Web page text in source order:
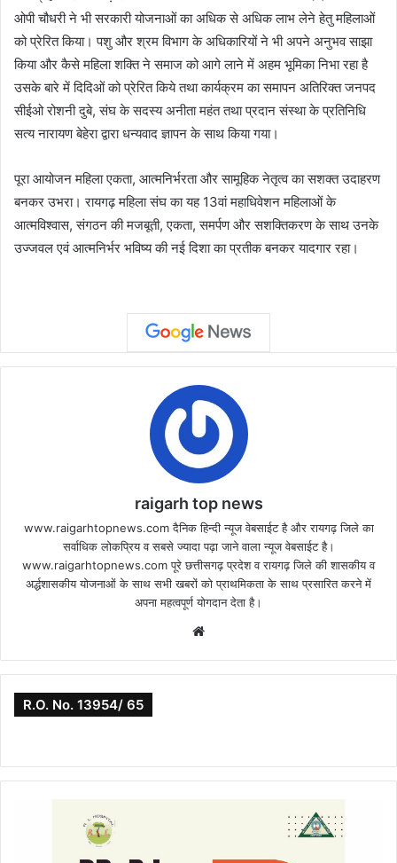
ओपी चौधरी ने भी सरकारी योजनाओं का अधिक से अधिक लाभ लेने हेतु महिलाओं
को प्रेरित किया। पशु और श्रम विभाग के अधिकारियों ने भी अपने अनुभव साझा
किया और कैसे महिला शक्ति ने समाज को आगे लाने में अहम भूमिका निभा रहा है
उसके बारे में दिदिओं को प्रेरित किये तथा कार्यक्रम का समापन अतिरिक्त जनपद
सीईओ रोशनी दुबे, संघ के सदस्य अनीता महंत तथा प्रदान संस्था के प्रतिनिधि
सत्य नारायण बेहेरा द्वारा धन्यवाद ज्ञापन के साथ किया गया।
पूरा आयोजन महिला एकता, आत्मनिर्भरता और सामूहिक नेतृत्व का सशक्त उदाहरण
बनकर उभरा। रायगढ़ महिला संघ का यह 13वां महाधिवेशन महिलाओं के
आत्मविश्वास, संगठन की मजबूती, एकता, समर्पण और सशक्तिकरण के साथ उनके
उज्जवल एवं आत्मनिर्भर भविष्य की नई दिशा का प्रतीक बनकर यादगार रहा।
raigarh top news
www.raigarhtopnews.com दैनिक हिन्दी न्यूज वेबसाईट है और रायगढ़ जिले का
सर्वाधिक लोकप्रिय व सबसे ज्यादा पढ़ा जाने वाला न्यूज वेबसाईट है।
www.raigarhtopnews.com पूरे छत्तीसगढ़ प्रदेश व रायगढ़ जिले की शासकीय व
अर्द्धशासकीय योजनाओं के साथ सभी खबरों को प्राथमिकता के साथ प्रसारित करने में
अपना महत्वपूर्ण योगदान देता है।
R.O. No. 13954/ 65